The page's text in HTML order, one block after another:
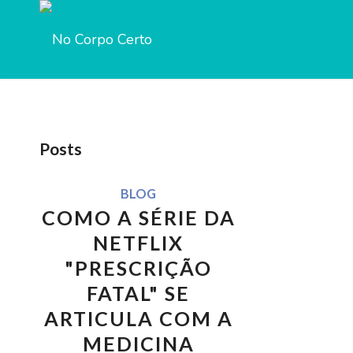
: Trying to access array offset on value of type
Posts
BLOG
COMO A SÉRIE DA
NETFLIX
"PRESCRIÇÃO
FATAL" SE
ARTICULA COM A
MEDICINA